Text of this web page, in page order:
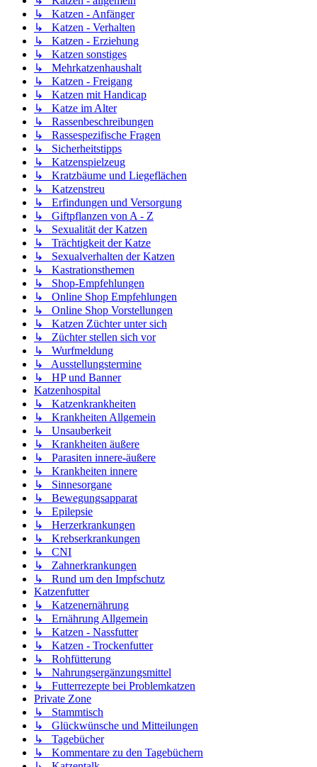
↳ Katzen - Anfänger
↳ Katzen - Verhalten
↳ Katzen - Erziehung
↳ Katzen sonstiges
↳ Mehrkatzenhaushalt
↳ Katzen - Freigang
↳ Katzen mit Handicap
↳ Katze im Alter
↳ Rassenbeschreibungen
↳ Rassespezifische Fragen
↳ Sicherheitstipps
↳ Katzenspielzeug
↳ Kratzbäume und Liegeflächen
↳ Katzenstreu
↳ Erfindungen und Versorgung
↳ Giftpflanzen von A - Z
↳ Sexualität der Katzen
↳ Trächtigkeit der Katze
↳ Sexualverhalten der Katzen
↳ Kastrationsthemen
↳ Shop-Empfehlungen
↳ Online Shop Empfehlungen
↳ Online Shop Vorstellungen
↳ Katzen Züchter unter sich
↳ Züchter stellen sich vor
↳ Wurfmeldung
↳ Ausstellungstermine
↳ HP und Banner
Katzenhospital
↳ Katzenkrankheiten
↳ Krankheiten Allgemein
↳ Unsauberkeit
↳ Krankheiten äußere
↳ Parasiten innere-äußere
↳ Krankheiten innere
↳ Sinnesorgane
↳ Bewegungsapparat
↳ Epilepsie
↳ Herzerkrankungen
↳ Krebserkrankungen
↳ CNI
↳ Zahnerkrankungen
↳ Rund um den Impfschutz
Katzenfutter
↳ Katzenernährung
↳ Ernährung Allgemein
↳ Katzen - Nassfutter
↳ Katzen - Trockenfutter
↳ Rohfütterung
↳ Nahrungsergänzungsmittel
↳ Futterrezepte bei Problemkatzen
Private Zone
↳ Stammtisch
↳ Glückwünsche und Mitteilungen
↳ Tagebücher
↳ Kommentare zu den Tagebüchern